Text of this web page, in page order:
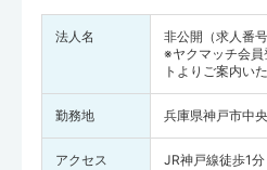
法人名
非公開（求人番
※ヤクマッチ会
トよりご案内い
勤務地 兵庫県神戸市中
アクセス JR神戸線徒歩1分